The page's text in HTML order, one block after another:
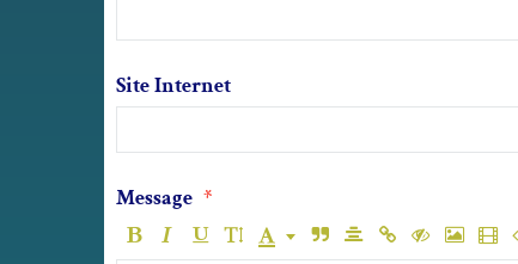
Site Internet
Message